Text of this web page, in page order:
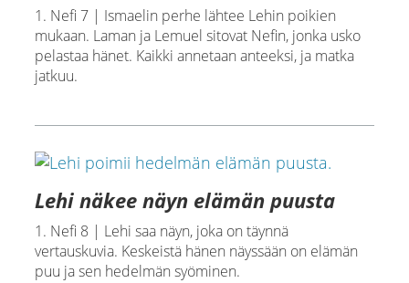
1. Nefi 7 | Ismaelin perhe lähtee Lehin poikien
mukaan. Laman ja Lemuel sitovat Nefin, jonka usko
pelastaa hänet. Kaikki annetaan anteeksi, ja matka
jatkuu.
Lehi näkee näyn elämän puusta
1. Nefi 8 | Lehi saa näyn, joka on täynnä
vertauskuvia. Keskeistä hänen näyssään on elämän
puu ja sen hedelmän syöminen.